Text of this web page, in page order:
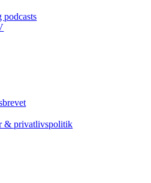
podcasts
& privatlivspolitik